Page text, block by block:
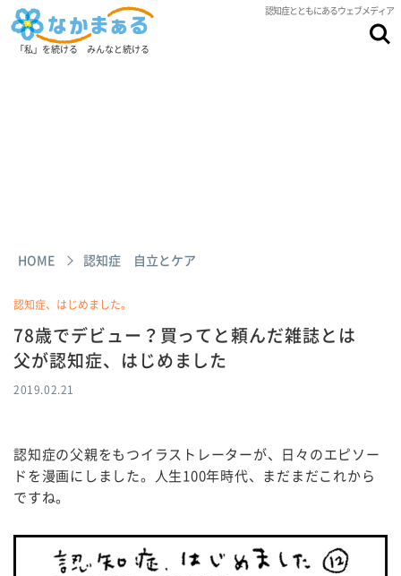
認知症とともにあるウェブメディア
「私」を続ける みんなと続ける
HOME 認知症 自立とケア
認知症、はじめました。
78歳でデビュー？買ってと頼んだ雑誌とは
父が認知症、はじめました
2019.02.21
認知症の父親をもつイラストレーターが、日々のエピソー
ドを漫画にしました。人生100年時代、まだまだこれから
ですね。